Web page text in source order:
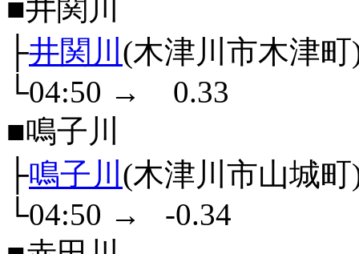
■井関川
├井関川 (木津川市木津町
└04:50 →
0.33
■鳴子川
├鳴子川 (木津川市山城町
└04:50 →
-0.34